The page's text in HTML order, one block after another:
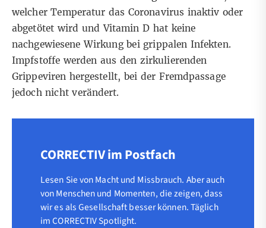
welcher Temperatur das Coronavirus inaktiv oder
abgetötet wird und Vitamin D hat keine
nachgewiesene Wirkung bei grippalen Infekten.
Impfstoffe werden aus den zirkulierenden
Grippeviren hergestellt, bei der Fremdpassage
jedoch nicht verändert.
CORRECTIV im Postfach
Lesen Sie von Macht und Missbrauch. Aber auch
von Menschen und Momenten, die zeigen, dass
wir es als Gesellschaft besser können. Täglich
im CORRECTIV Spotlight.